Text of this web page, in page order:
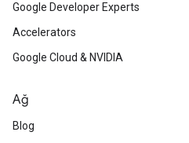
Google Developer Experts
Accelerators
Google Cloud & NVIDIA
Ağ
Blog